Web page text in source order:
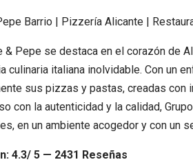
& Pepe se destaca en el corazón de
culinaria italiana inolvidable. Con un
sus pizzas y pastas, creadas con
con la autenticidad y la calidad,
en un ambiente acogedor y con un
4.3/ 5 — 2431 Reseñas